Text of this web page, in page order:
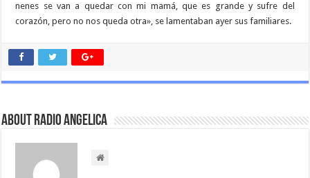
nenes se van a quedar con mi mamá, que es grande y sufre del
corazón, pero no nos queda otra», se lamentaban ayer sus familiares.
About Radio Angelica